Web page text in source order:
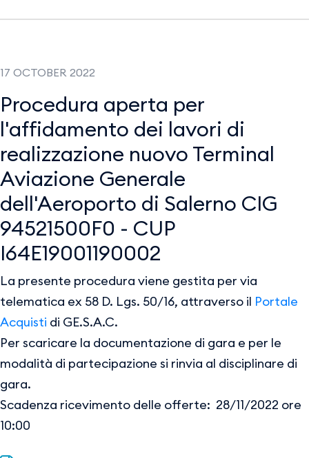
17 OCTOBER 2022
Procedura aperta per
l'affidamento dei lavori di
realizzazione nuovo Terminal
Aviazione Generale
dell'Aeroporto di Salerno CIG
94521500F0 - CUP
I64E19001190002
La presente procedura viene gestita per via
telematica ex 58 D. Lgs. 50/16, attraverso il Portale
Acquisti di GE.S.A.C.
Per scaricare la documentazione di gara e per le
modalità di partecipazione si rinvia al disciplinare di
gara.
Scadenza ricevimento delle offerte: 28/11/2022 ore
10:00